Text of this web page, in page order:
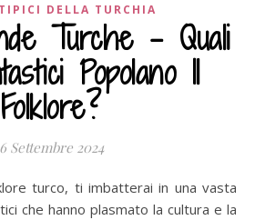
DELLA TURCHIA
Turche – Quali
Popolano Il
Folklore?
6 Settembre 2024
che hanno plasmato la cultura e la